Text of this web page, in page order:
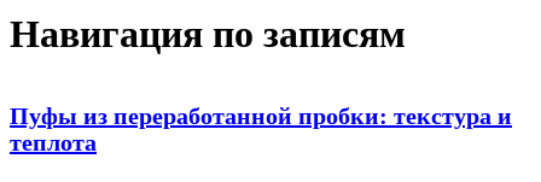
Навигация по записям
Пуфы из переработанной пробки: текстура и
теплота